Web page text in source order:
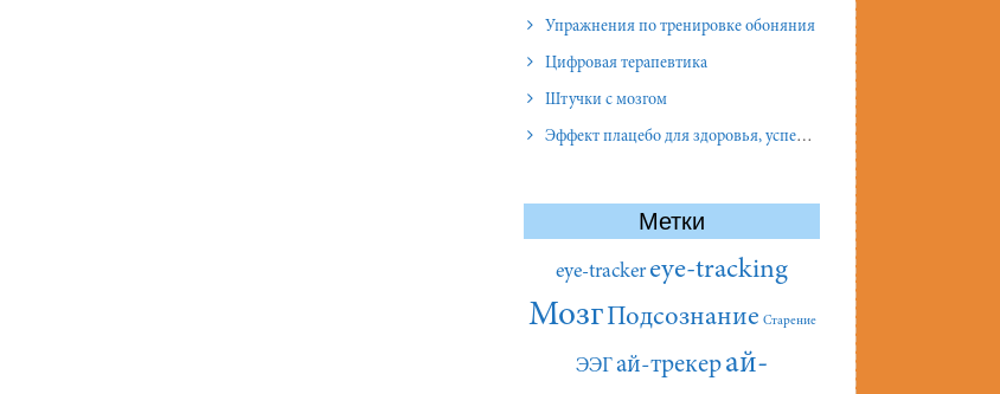
Упражнения по тренировке обоняния
Цифровая терапевтика
Штучки с мозгом
Эффект плацебо для здоровья, успеха и отношений
Метки
eye-tracker eye-tracking
МозгПодсознание Старение
ЭЭГай-трекерай-